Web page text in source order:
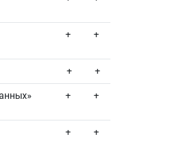
+ +
+ +
+ +
+ +